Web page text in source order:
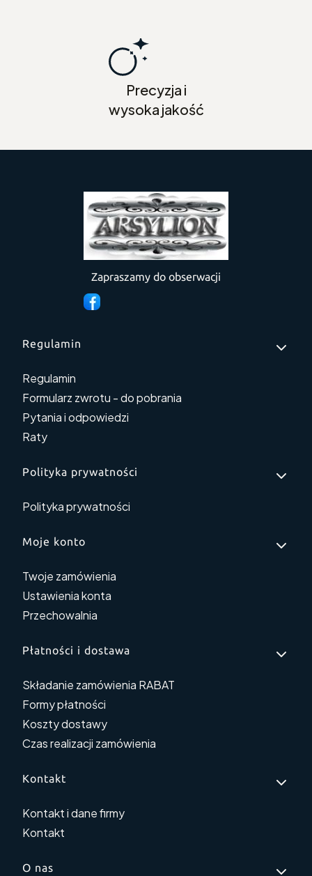
Precyzja i
wysoka jakość
Zapraszamy do obserwacji
Linki w stopce
Regulamin
Regulamin
Formularz zwrotu - do pobrania
Pytania i odpowiedzi
Raty
Polityka prywatności
Polityka prywatności
Moje konto
Twoje zamówienia
Ustawienia konta
Przechowalnia
Płatności i dostawa
Składanie zamówienia RABAT
Formy płatności
Koszty dostawy
Czas realizacji zamówienia
Kontakt
Kontakt i dane firmy
Kontakt
O nas